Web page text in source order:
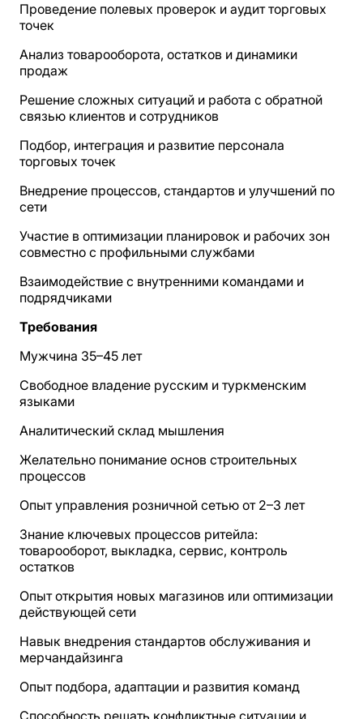
Проведение полевых проверок и аудит торговых
точек
Анализ товарооборота, остатков и динамики
продаж
Решение сложных ситуаций и работа с обратной
связью клиентов и сотрудников
Подбор, интеграция и развитие персонала
торговых точек
Внедрение процессов, стандартов и улучшений по
сети
Участие в оптимизации планировок и рабочих зон
совместно с профильными службами
Взаимодействие с внутренними командами и
подрядчиками
Требования
Мужчина 35–45 лет
Свободное владение русским и туркменским
языками
Аналитический склад мышления
Желательно понимание основ строительных
процессов
Опыт управления розничной сетью от 2–3 лет
Знание ключевых процессов ритейла:
товарооборот, выкладка, сервис, контроль
остатков
Опыт открытия новых магазинов или оптимизации
действующей сети
Навык внедрения стандартов обслуживания и
мерчандайзинга
Опыт подбора, адаптации и развития команд